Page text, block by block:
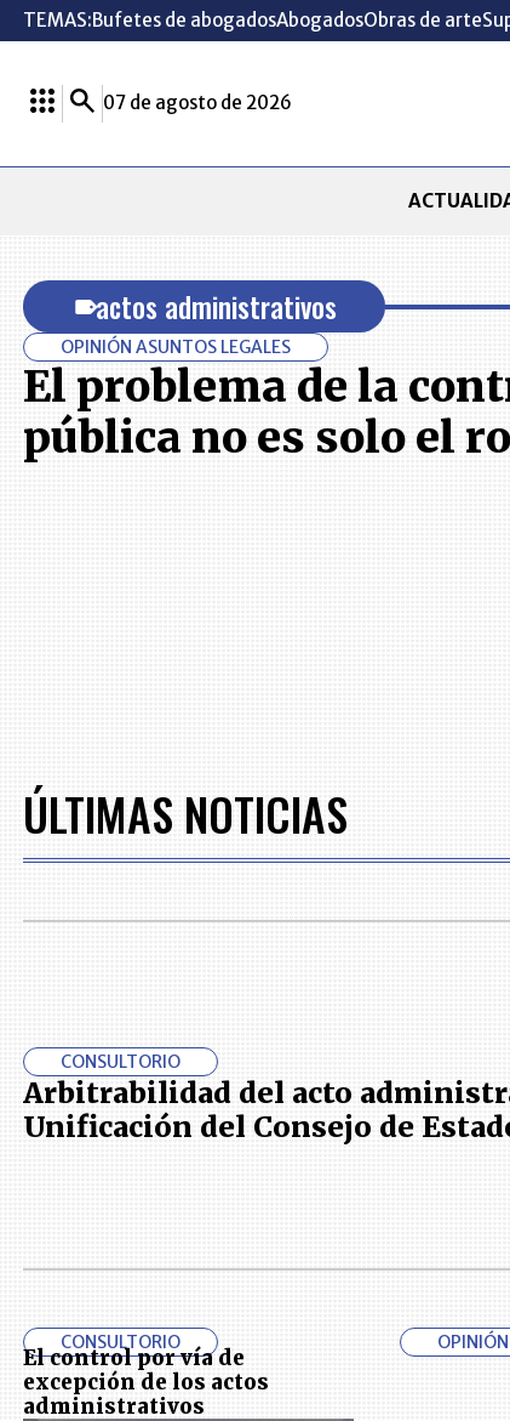
TEMAS:Bufetes de abogadosAbogadosObras de arte
07 de agosto de 2026
actos administrativos
OPINIÓN ASUNTOS LEGALES
El problema de la
pública no es solo el
ÚLTIMAS NOTICIAS
CONSULTORIO
Arbitrabilidad del acto
Unificación del Consejo de
CONSULTORIO
El control por vía de
excepción de los actos
administrativos
OPINIÓN